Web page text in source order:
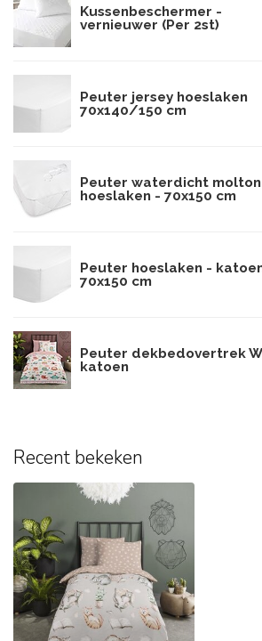
Kussenbeschermer -
vernieuwer (Per 2st)
Peuter jersey hoeslaken
70x140/150 cm
Peuter waterdicht molton
hoeslaken - 70x150 cm
Peuter hoeslaken -
70x150 cm
Peuter dekbedovertrek
katoen
Recent bekeken